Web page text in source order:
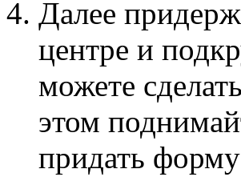
Далее
центре и
можете
этом
придать